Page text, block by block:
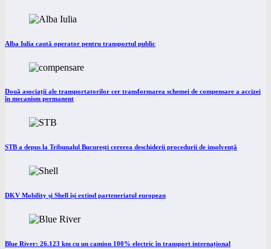
Alba Iulia caută operator pentru transportul public
Două asociații ale transportatorilor cer transformarea schemei de compensare a accizei
în mecanism permanent
STB a depus la Tribunalul București cererea deschiderii procedurii de insolvență
DKV Mobility și Shell își extind parteneriatul european
Blue River: 26.123 km cu un camion 100% electric în transport internațional